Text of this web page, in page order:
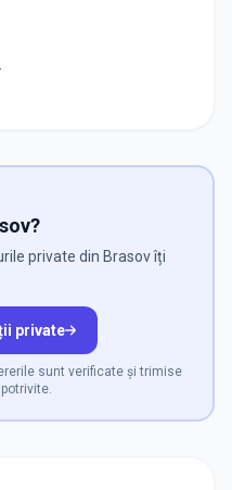
private din Brasov îți
private
sunt verificate și trimise